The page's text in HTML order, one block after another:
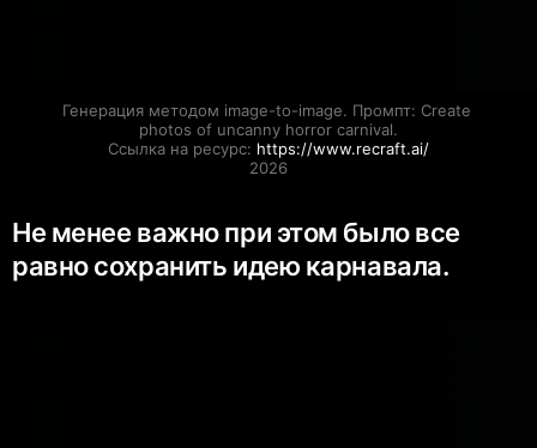
Генерация методом image-to-image. Промпт: Create
photos of uncanny horror carnival.
Ссылка на ресурс: https://www.recraft.ai/
2026
Не менее важно при этом было все
равно сохранить идею карнавала.